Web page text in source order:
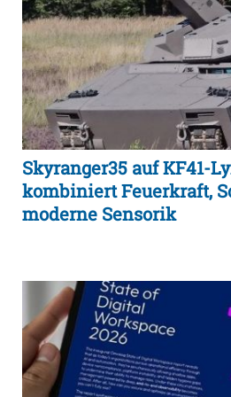
Skyranger35 auf KF41-
kombiniert Feuerkraft,
moderne Sensorik